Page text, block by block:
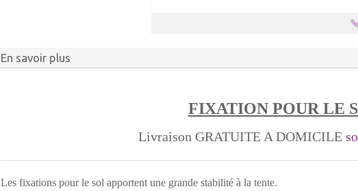
En savoir plus
FIXATION POUR LE
Livraison GRATUITE A DOMICILE
Les fixations pour le sol apportent une grande stabilité à la tente.